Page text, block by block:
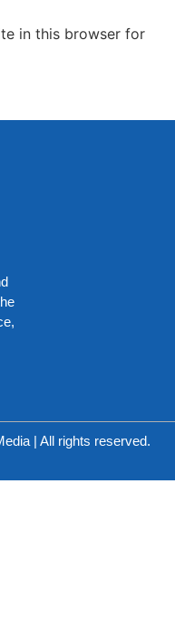
in this browser for
| All rights reserved.